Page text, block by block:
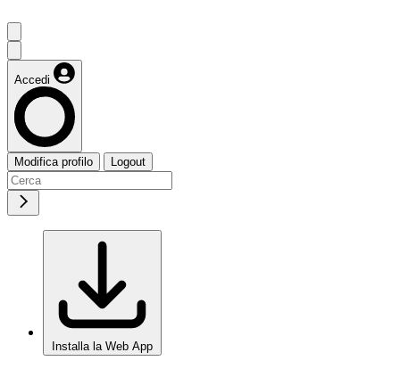
Accedi
Modifica profilo Logout
Installa la Web App